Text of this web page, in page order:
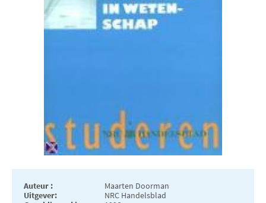
Auteur :
Maarten Doorman
Uitgever:
NRC Handelsblad